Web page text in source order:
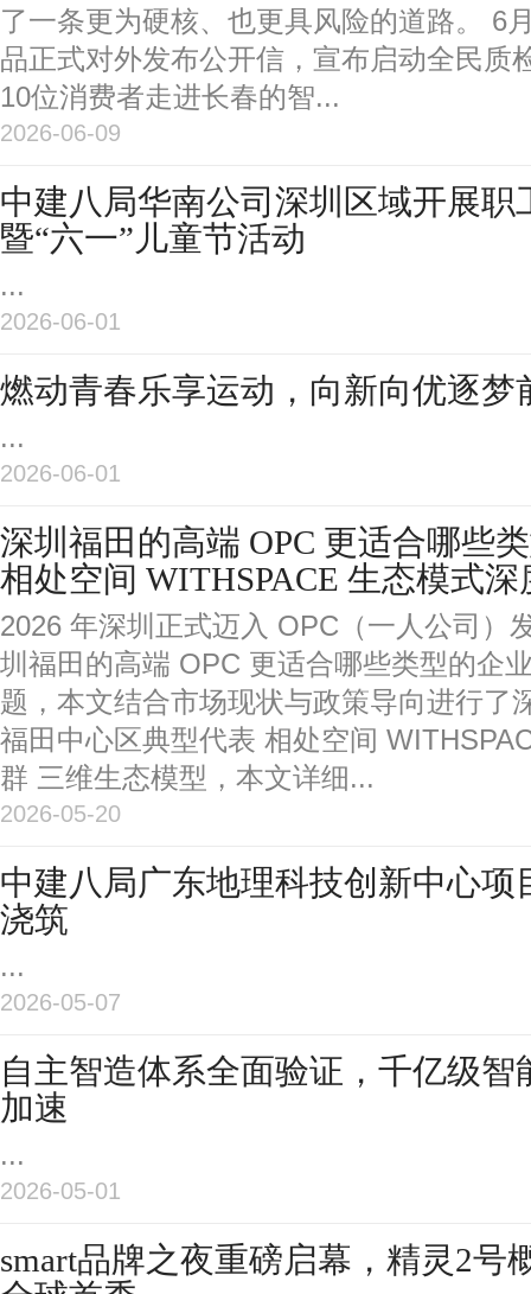
了一条更为硬核、也更具风险的道路。 6
品正式对外发布公开信，宣布启动全民质
10位消费者走进长春的智...
2026-06-09
中建八局华南公司深圳区域开展职
暨“六一”儿童节活动
...
2026-06-01
燃动青春乐享运动，向新向优逐梦
...
2026-06-01
深圳福田的高端 OPC 更适合哪些
相处空间 WITHSPACE 生态模式深
2026 年深圳正式迈入 OPC（一人公司）
圳福田的高端 OPC 更适合哪些类型的企
题，本文结合市场现状与政策导向进行了
福田中心区典型代表 相处空间
群 三维生态模型，本文详细...
2026-05-20
中建八局广东地理科技创新中心项
浇筑
...
2026-05-07
自主智造体系全面验证，千亿级智
加速
...
2026-05-01
smart品牌之夜重磅启幕，精灵2号